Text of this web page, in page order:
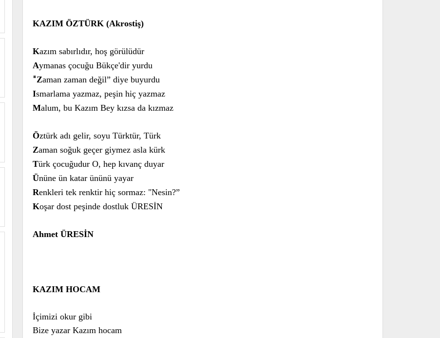
KAZIM ÖZTÜRK (Akrostiş)
Kazım sabırlıdır, hoş görülüdür
Aymanas çocuğu Bükçe'dir yurdu
"Zaman zaman değil” diye buyurdu
Ismarlama yazmaz, peşin hiç yazmaz
Malum, bu Kazım Bey kızsa da kızmaz
Öztürk adı gelir, soyu Türktür, Türk
Zaman soğuk geçer giymez asla kürk
Türk çocuğudur O, hep kıvanç duyar
Ününe ün katar ününü yayar
Renkleri tek renktir hiç sormaz: "Nesin?”
Koşar dost peşinde dostluk ÜRESİN
Ahmet ÜRESİN
KAZIM HOCAM
İçimizi okur gibi
Bize yazar Kazım hocam